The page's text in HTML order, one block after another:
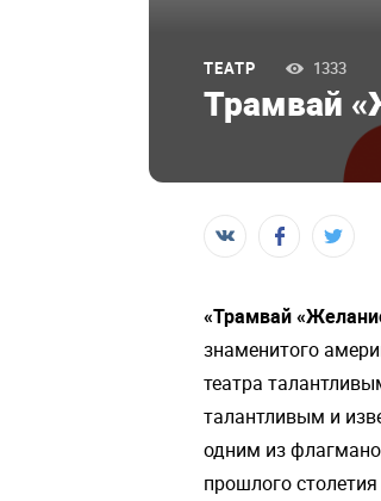
ТЕАТР 1333
Трамвай
«Трамвай
знаменитого
театра
талантливым и
одним из
прошлого